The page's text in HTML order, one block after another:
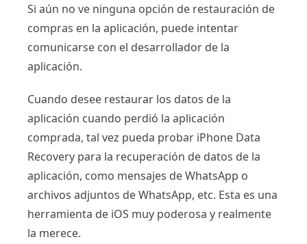
Si aún no ve ninguna opción de restauración de
compras en la aplicación, puede intentar
comunicarse con el desarrollador de la
aplicación.
Cuando desee restaurar los datos de la
aplicación cuando perdió la aplicación
comprada, tal vez pueda probar iPhone Data
Recovery para la recuperación de datos de la
aplicación, como mensajes de WhatsApp o
archivos adjuntos de WhatsApp, etc. Esta es una
herramienta de iOS muy poderosa y realmente
la merece.